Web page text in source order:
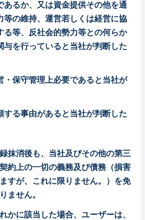
あるか、又は資金提供その他を通
等の維持、運営若しくは経営に協
る等、反社会的勢力等との何らか
与を行っていると当社が判断した
・保守管理上必要であると当社が
する事由があると当社が判断した
抹消後も、当社及びその他の第三
約上の一切の義務及び債務（損害
すが、これに限りません。）を免
ません。
かに該当した場合、ユーザーは、